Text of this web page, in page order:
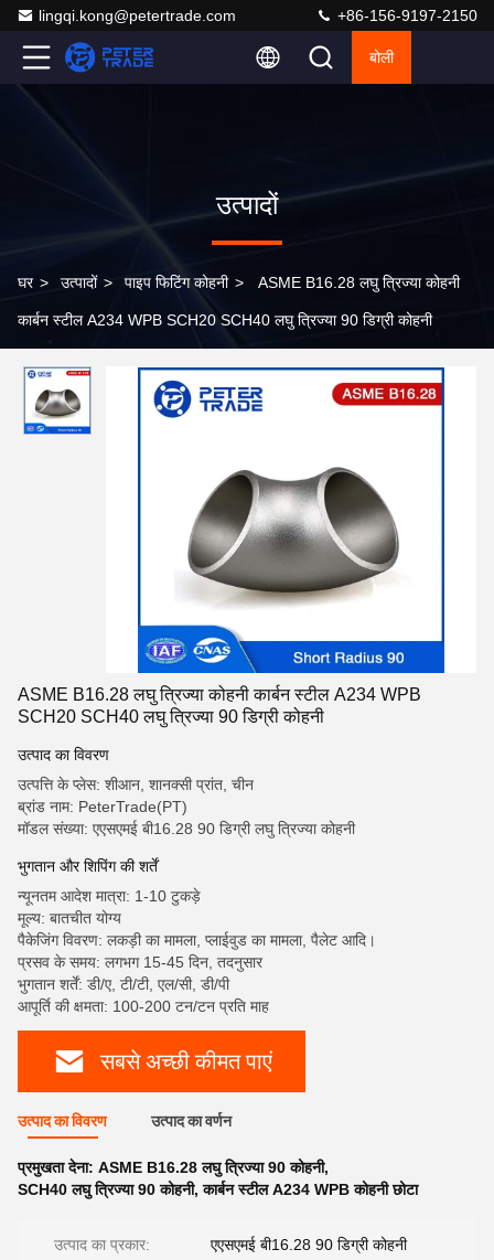
lingqi.kong@petertrade.com +86-156-9197-2150
बोली
उत्पादों
घर > उत्पादों > पाइप फिटिंग कोहनी > ASME B16.28 लघु त्रिज्या कोहनी
कार्बन स्टील A234 WPB SCH20 SCH40 लघु त्रिज्या 90 डिग्री कोहनी
ASME B16.28 लघु त्रिज्या कोहनी कार्बन स्टील A234 WPB
SCH20 SCH40 लघु त्रिज्या 90 डिग्री कोहनी
उत्पाद का विवरण
उत्पत्ति के प्लेस: शीआन, शानक्सी प्रांत, चीन
ब्रांड नाम: PeterTrade(PT)
मॉडल संख्या: एएसएमई बी16.28 90 डिग्री लघु त्रिज्या कोहनी
भुगतान और शिपिंग की शर्तें
न्यूनतम आदेश मात्रा: 1-10 टुकड़े
मूल्य: बातचीत योग्य
पैकेजिंग विवरण: लकड़ी का मामला, प्लाईवुड का मामला, पैलेट आदि।
प्रसव के समय: लगभग 15-45 दिन, तदनुसार
भुगतान शर्तें: डी/ए, टी/टी, एल/सी, डी/पी
आपूर्ति की क्षमता: 100-200 टन/टन प्रति माह
सबसे अच्छी कीमत पाएं
उत्पाद का विवरण उत्पाद का वर्णन
प्रमुखता देना: ASME B16.28 लघु त्रिज्या 90 कोहनी,
SCH40 लघु त्रिज्या 90 कोहनी,कार्बन स्टील A234 WPB कोहनी छोटा
उत्पाद का प्रकार: एएसएमई बी16.28 90 डिग्री कोहनी